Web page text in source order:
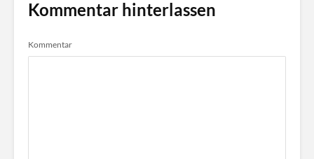
Kommentar hinterlassen
Kommentar